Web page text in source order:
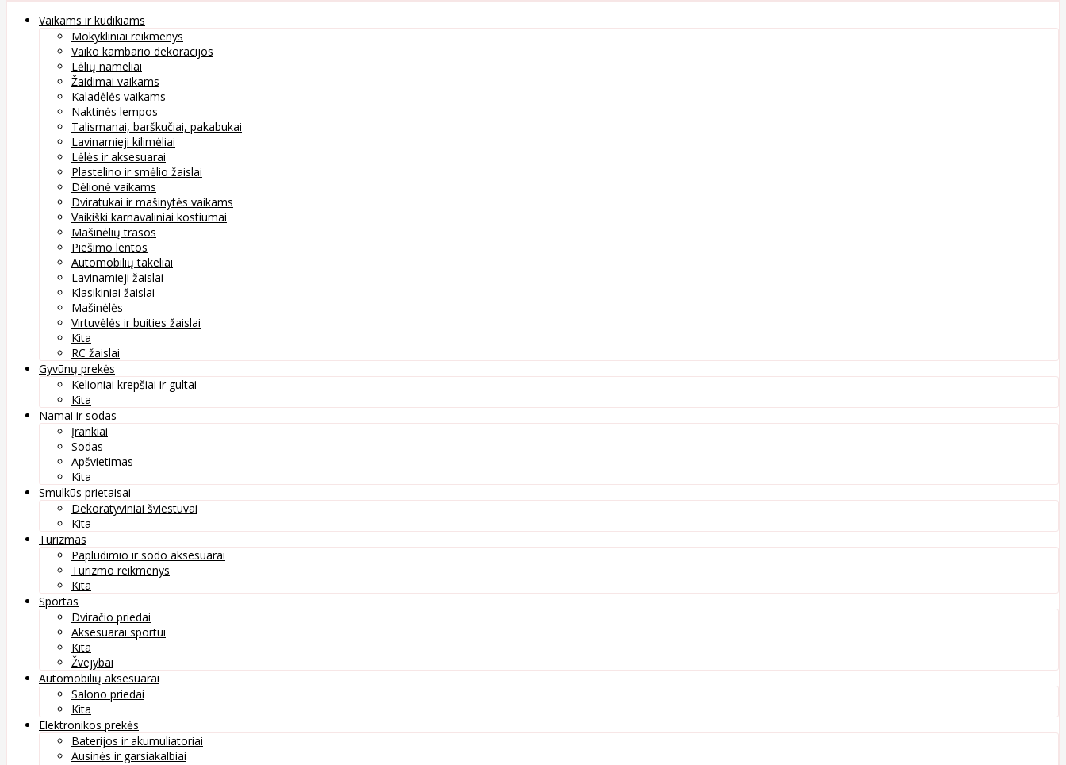
Vaikams ir kūdikiams
Mokykliniai reikmenys
Vaiko kambario dekoracijos
Lėlių nameliai
Žaidimai vaikams
Kaladėlės vaikams
Naktinės lempos
Talismanai, barškučiai, pakabukai
Lavinamieji kilimėliai
Lėlės ir aksesuarai
Plastelino ir smėlio žaislai
Dėlionė vaikams
Dviratukai ir mašinytės vaikams
Vaikiški karnavaliniai kostiumai
Mašinėlių trasos
Piešimo lentos
Automobilių takeliai
Lavinamieji žaislai
Klasikiniai žaislai
Mašinėlės
Virtuvėlės ir buities žaislai
Kita
RC žaislai
Gyvūnų prekės
Kelioniai krepšiai ir gultai
Kita
Namai ir sodas
Įrankiai
Sodas
Apšvietimas
Kita
Smulkūs prietaisai
Dekoratyviniai šviestuvai
Kita
Turizmas
Paplūdimio ir sodo aksesuarai
Turizmo reikmenys
Kita
Sportas
Dviračio priedai
Aksesuarai sportui
Kita
Žvejybai
Automobilių aksesuarai
Salono priedai
Kita
Elektronikos prekės
Baterijos ir akumuliatoriai
Ausinės ir garsiakalbiai